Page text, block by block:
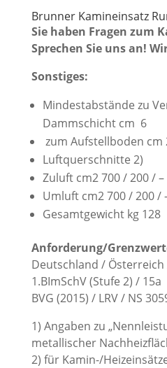
Brunner Kamineinsatz
Sie haben Fragen zum
Sprechen Sie uns an!
Sonstiges:
Mindestabstände zu
Dammschicht cm 6
zum Aufstellboden cm
Luftquerschnitte 2)
Zuluft cm2 700 / 200 / –
Umluft cm2 700 / 200 /
Gesamtgewicht kg 128
Anforderung/
Deutschland / Österreich
1.BImSchV (Stufe 2) / 15a
BVG (2015) / LRV / NS
1) Angaben zu
metallischer
2) für Kamin-/